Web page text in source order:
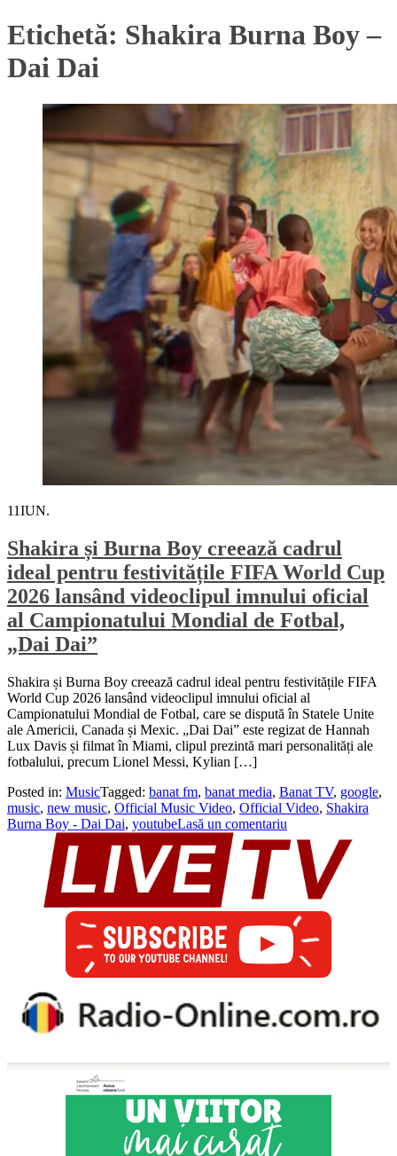
Etichetă: Shakira Burna Boy –
Dai Dai
11IUN.
Shakira și Burna Boy creează cadrul
ideal pentru festivitățile FIFA World Cup
2026 lansând videoclipul imnului oficial
al Campionatului Mondial de Fotbal,
„Dai Dai”
Shakira și Burna Boy creează cadrul ideal pentru festivitățile FIFA
World Cup 2026 lansând videoclipul imnului oficial al
Campionatului Mondial de Fotbal, care se dispută în Statele Unite
ale Americii, Canada și Mexic. „Dai Dai” este regizat de Hannah
Lux Davis și filmat în Miami, clipul prezintă mari personalități ale
fotbalului, precum Lionel Messi, Kylian […]
Posted in: MusicTagged: banat fm, banat media, Banat TV, google,
music, new music, Official Music Video, Official Video, Shakira
Burna Boy - Dai Dai, youtubeLasă un comentariu